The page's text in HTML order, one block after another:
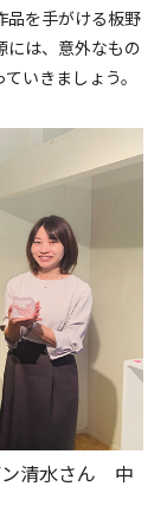
品を手がける板野
には、意外なもの
いきましょう。
清水さん 中